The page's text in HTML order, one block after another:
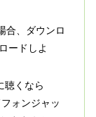
合、ダウンロ
ードしよ
聴くなら
ォンジャッ